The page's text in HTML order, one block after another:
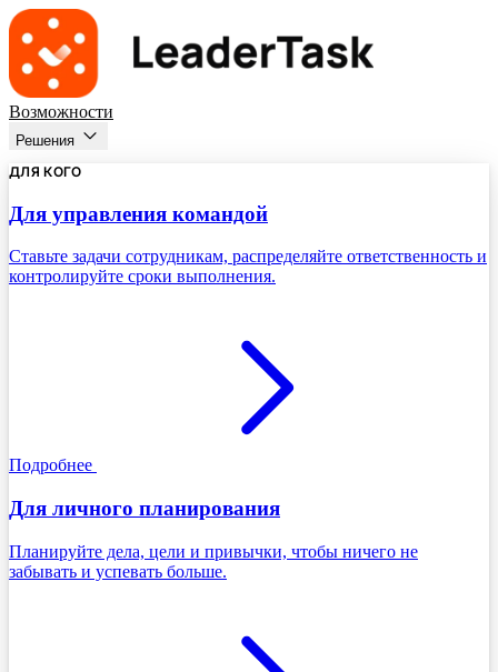
Возможности
Решения
ДЛЯ КОГО
Для управления командой
Ставьте задачи сотрудникам, распределяйте ответственность и
контролируйте сроки выполнения.
Подробнее
Для личного планирования
Планируйте дела, цели и привычки, чтобы ничего не
забывать и успевать больше.